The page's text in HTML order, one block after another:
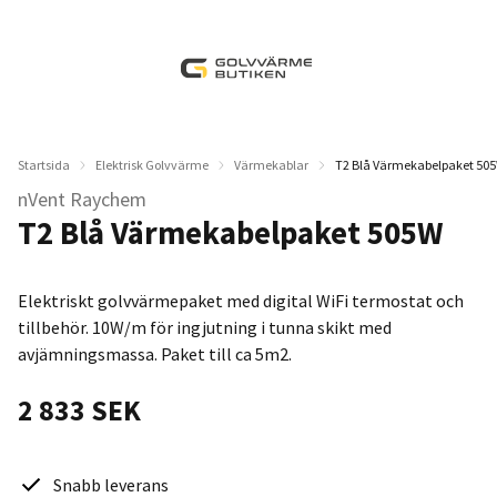
Startsida Elektrisk Golvvärme Värmekablar T2 Blå Värmekabelpaket
nVent Raychem
T2 Blå Värmekabelpaket 505W
Elektriskt golvvärmepaket med digital WiFi termostat och
tillbehör. 10W/m för ingjutning i tunna skikt med
avjämningsmassa. Paket till ca 5m2.
2 833 SEK
Snabb leverans